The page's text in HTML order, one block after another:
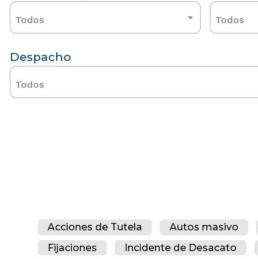
Todos Todos
Despacho
Todos
Acciones de Tutela Autos masivo
Fijaciones
Incidente de Desacato